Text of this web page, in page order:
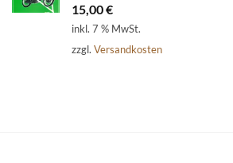
15,00€
inkl. 7 % MwSt.
zzgl. Versandkosten